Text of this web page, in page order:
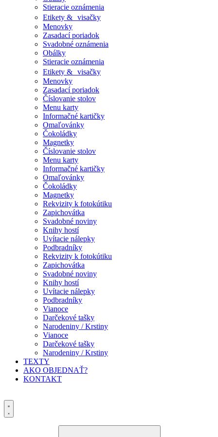
Stieracie oznámenia
Etikety & visačky
Menovky
Zasadací poriadok
Svadobné oznámenia
Obálky
Stieracie oznámenia
Etikety & visačky
Menovky
Zasadací poriadok
Číslovanie stolov
Menu karty
Informačné kartičky
Omaľovánky
Čokoládky
Magnetky
Číslovanie stolov
Menu karty
Informačné kartičky
Omaľovánky
Čokoládky
Magnetky
Rekvizity k fotokútiku
Zapichovátka
Svadobné noviny
Knihy hostí
Uvítacie nálepky
Podbradníky
Rekvizity k fotokútiku
Zapichovátka
Svadobné noviny
Knihy hostí
Uvítacie nálepky
Podbradníky
Vianoce
Darčekové tašky
Narodeniny / Krstiny
Vianoce
Darčekové tašky
Narodeniny / Krstiny
TEXTY
AKO OBJEDNAŤ?
KONTAKT